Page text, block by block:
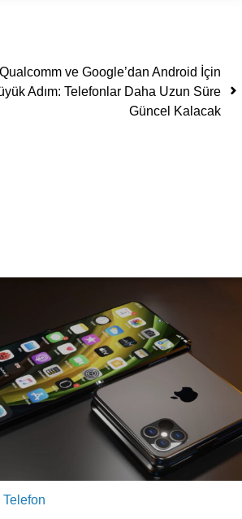
Qualcomm ve Google’dan Android İçin
Adım: Telefonlar Daha Uzun Süre
Güncel Kalacak
Telefon